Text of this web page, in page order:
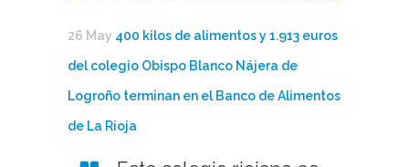
26 May 400 kilos de alimentos y 1.913 euros
del colegio Obispo Blanco Nájera de
Logroño terminan en el Banco de Alimentos
de La Rioja